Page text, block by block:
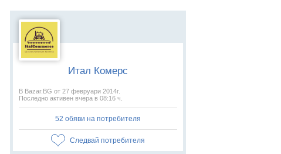
Итал Комерс
В Bazar.BG от 27 февруари 2014г.
Последно активен вчера в 08:16 ч.
52 обяви на потребителя
Следвай потребителя